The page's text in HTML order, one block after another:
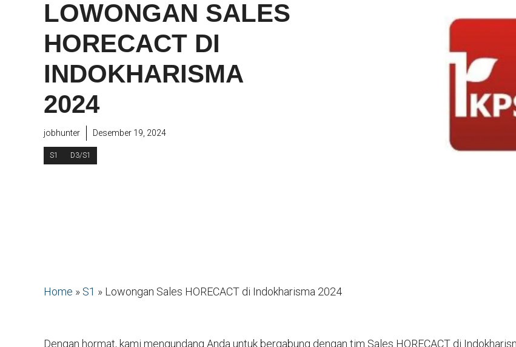
LOWONGAN SALES
HORECACT DI
INDOKHARISMA
2024
jobhunter Desember 19, 2024
S1 D3/S1
Home » S1 » Lowongan Sales HORECACT di Indokharisma 2024
Dengan hormat, kami mengundang Anda untuk bergabung dengan tim Sales HORECACT di